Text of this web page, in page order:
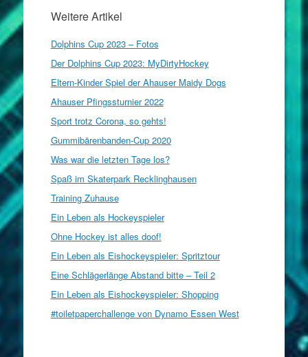
Weitere Artikel
Dolphins Cup 2023 – Fotos
Der Dolphins Cup 2023: MyDirtyHockey
Eltern-Kinder Spiel der Ahauser Maidy Dogs
Ahauser Pfingssturnier 2022
Sport trotz Corona, so gehts!
Gummibärenbanden-Cup 2020
Was war die letzten Tage los?
Spaß im Skaterpark Recklinghausen
Training Zuhause
Ein Leben als Hockeyspieler
Ohne Hockey ist alles doof!
Ein Leben als Eishockeyspieler: Spritztour
Eine Schlägerlänge Abstand bitte – Teil 2
Ein Leben als Eishockeyspieler: Shopping
#toiletpaperchallenge von Dynamo Essen West